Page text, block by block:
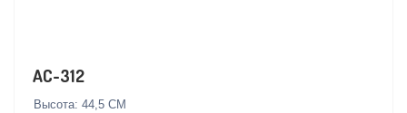
AC-312
Высота: 44,5 СМ